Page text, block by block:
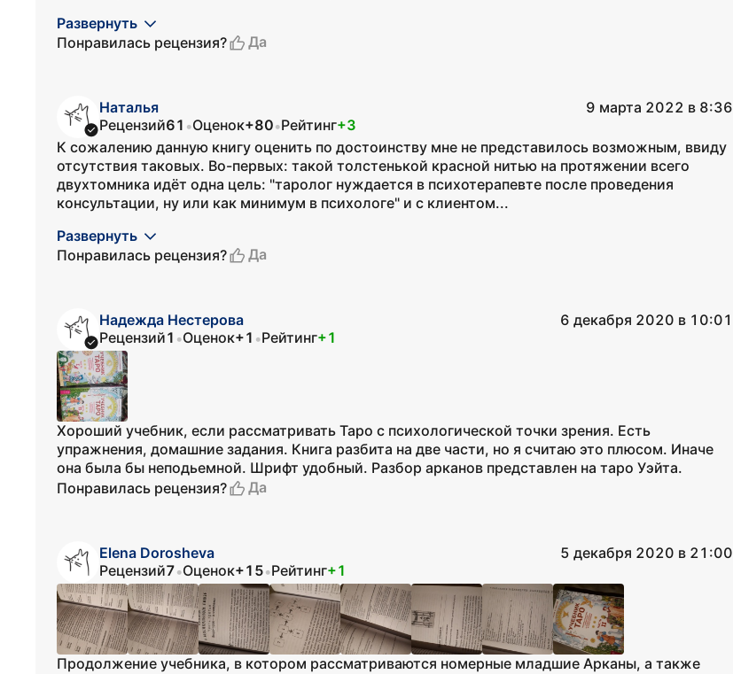
Развернуть
Понравилась рецензия?
Да
Наталья
9 марта 2022 в 8:36
Рецензий61 •Оценок+80•Рейтинг+3
К сожалению данную книгу оценить по достоинству мне не представилось возможным, ввиду
отсутствия таковых. Во-первых: такой толстенькой красной нитью на протяжении всего
двухтомника идёт одна цель: "таролог нуждается в психотерапевте после проведения
консультации, ну или как минимум в психологе" и с клиентом...
Развернуть
Понравилась рецензия?
Да
Надежда Нестерова
6 декабря 2020 в 10:01
Рецензий1 •Оценок+1 •Рейтинг+1
Хороший учебник, если рассматривать Таро с психологической точки зрения. Есть
упражнения, домашние задания. Книга разбита на две части, но я считаю это плюсом. Иначе
она была бы неподьемной. Шрифт удобный. Разбор арканов представлен на таро Уэйта.
Понравилась рецензия?
Да
Elena Dorosheva
5 декабря 2020 в 21:00
Рецензий7•Оценок+15•Рейтинг+1
Продолжение учебника, в котором рассматриваются номерные младшие Арканы, а также